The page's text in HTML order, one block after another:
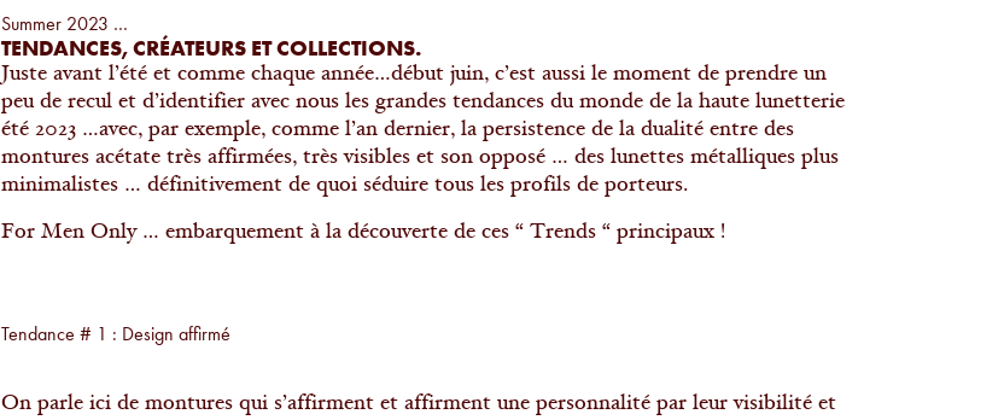
Summer 2023 …
TENDANCES, CRÉATEURS ET COLLECTIONS.
Juste avant l’été et comme chaque année…début juin, c’est aussi le moment de prendre un
peu de recul et d’identifier avec nous les grandes tendances du monde de la haute lunetterie
été 2023 …avec, par exemple, comme l’an dernier, la persistence de la dualité entre des
montures acétate très affirmées, très visibles et son opposé … des lunettes métalliques plus
minimalistes … définitivement de quoi séduire tous les profils de porteurs.
For Men Only … embarquement à la découverte de ces “ Trends “ principaux !
Tendance # 1 : Design affirmé
On parle ici de montures qui s’affirment et affirment une personnalité par leur visibilité et